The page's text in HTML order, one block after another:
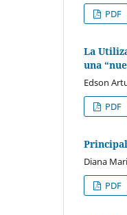
PDF
La
una
Edson
PDF
Diana
PDF